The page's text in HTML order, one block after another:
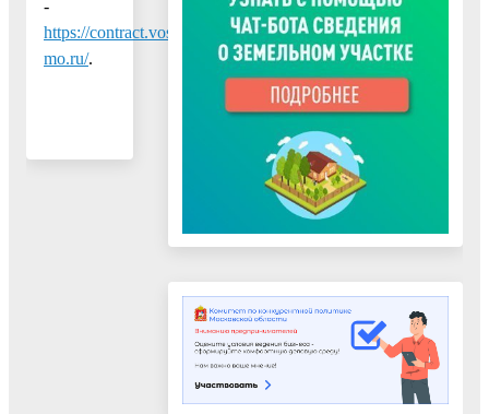
-
https://contract.vos-
mo.ru/.